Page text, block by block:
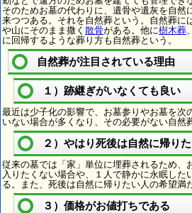
そのためお墓の代わりに、遺骨や遺灰を自然
来つつある。それを自然葬という。自然葬に
や山にそのまま撒く 散骨がある。他に樹木葬
に回帰するような葬り方も自然葬という。
自然葬が注目されている理由
１）跡継ぎがいなくても良い
最近は少子化の影響で、お墓参りやお墓を次
いない場合が多くなり、その必要がない自然
２）やはり死後は自然に帰り
従来の墓では「家」単位に埋葬されるため、
入りたくない場合や、１人で静かに永眠した
る。また、死後は自然に帰りたい人の希望満
３）価格がお値打ちである